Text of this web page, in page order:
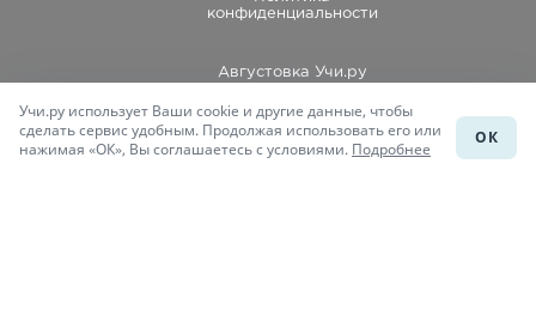
конфиденциальности
Августовка Учи.ру
Каталог школ
Подготовка к уроку
Учи.ру использует Ваши cookie и другие данные, чтобы
сделать сервис удобным. Продолжая использовать его или
нажимая «ОК», Вы соглашаетесь с условиями. Подробнее
ОК